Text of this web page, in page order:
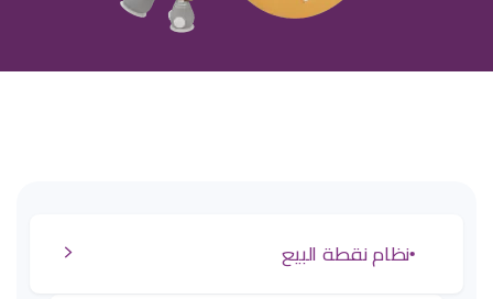
نظام نقطة البيع